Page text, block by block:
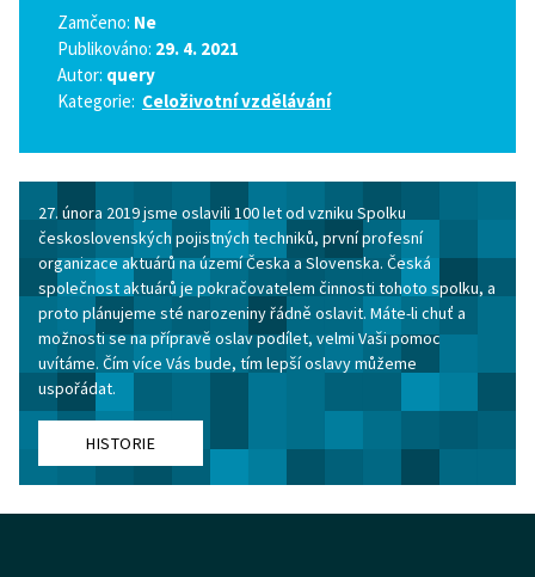
Zamčeno: Ne
Publikováno: 29. 4. 2021
Autor: query
Kategorie: Celoživotní vzdělávání
27. února 2019 jsme oslavili 100 let od vzniku Spolku
československých pojistných techniků, první profesní
organizace aktuárů na území Česka a Slovenska. Česká
společnost aktuárů je pokračovatelem činnosti tohoto spolku, a
proto plánujeme sté narozeniny řádně oslavit. Máte-li chuť a
možnosti se na přípravě oslav podílet, velmi Vaši pomoc
uvítáme. Čím více Vás bude, tím lepší oslavy můžeme
uspořádat.
HISTORIE